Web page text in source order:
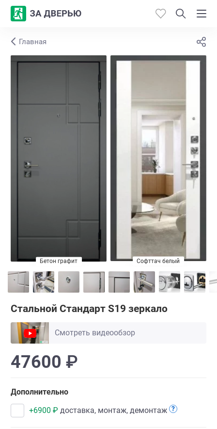
Каталог
Главная
Бетон графит Софттач белый
Стальной Стандарт S19 зеркало
Смотреть видеообзор
47600 ₽
Дополнительно
+6900 ₽ доставка, монтаж, демонтаж ?